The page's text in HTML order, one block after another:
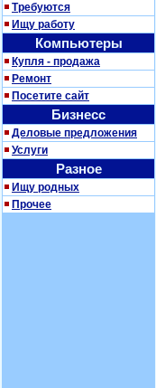
Требуются
Ищу работу
Компьютеры
Купля - продажа
Ремонт
Посетите сайт
Бизнесс
Деловые предложения
Услуги
Разное
Ищу родных
Прочее